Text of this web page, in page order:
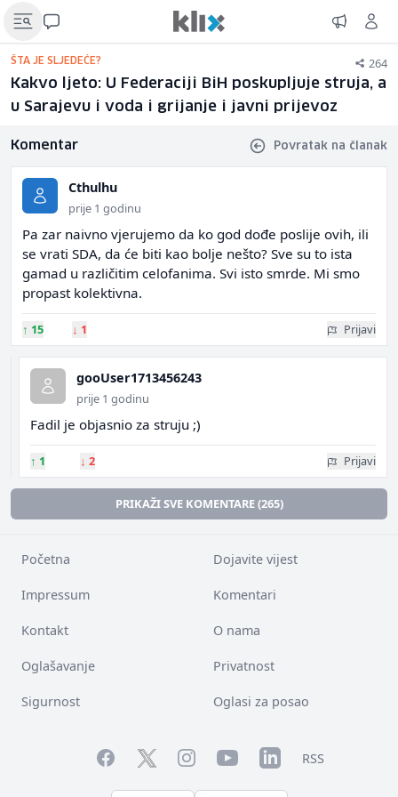
ŠTA JE SLJEDEĆE? 264
Kakvo ljeto: U Federaciji BiH poskupljuje struja, a
u Sarajevu i voda i grijanje i javni prijevoz
Komentar Povratak na članak
Cthulhu
prije 1 godinu
Pa zar naivno vjerujemo da ko god dođe poslije ovih, ili
se vrati SDA, da će biti kao bolje nešto? Sve su to ista
gamad u različitim celofanima. Svi isto smrde. Mi smo
propast kolektivna.
↑ 15 ↓ 1 Prijavi
gooUser1713456243
prije 1 godinu
Fadil je objasnio za struju ;)
↑ 1 ↓ 2 Prijavi
PRIKAŽI SVE KOMENTARE (265)
Početna Dojavite vijest
Impressum Komentari
Kontakt O nama
Oglašavanje Privatnost
Sigurnost Oglasi za posao
FacebookTwitterInstagramYouTubeLinkedInRSS